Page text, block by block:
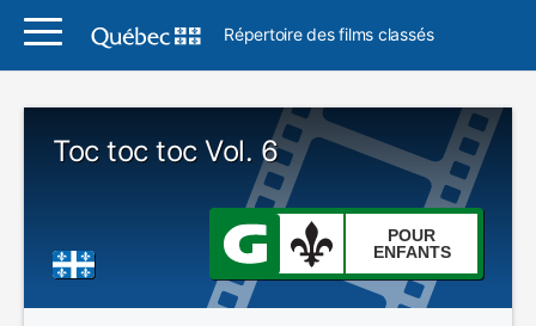
Répertoire des films classés
Toc toc toc Vol. 6
POUR
ENFANTS